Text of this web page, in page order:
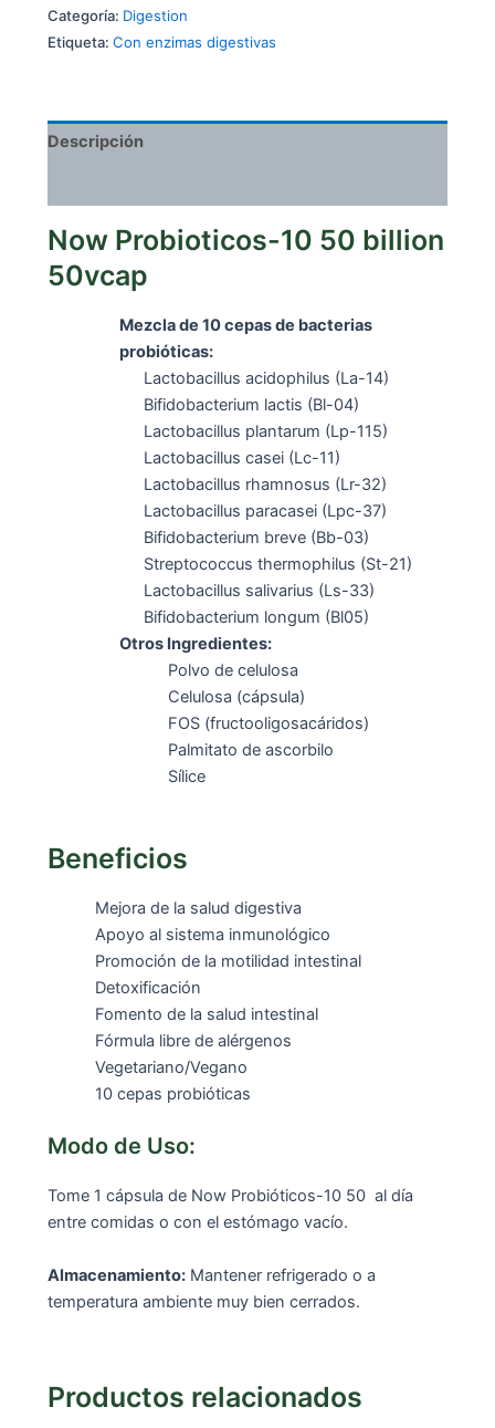
billion
Categoría: Digestion
Etiqueta: Con enzimas digestivas
Descripción
Now Probioticos-10 50 billion
50vcap
Mezcla de 10 cepas de bacterias
probióticas:
Lactobacillus acidophilus (La-14)
Bifidobacterium lactis (Bl-04)
Lactobacillus plantarum (Lp-115)
Lactobacillus casei (Lc-11)
Lactobacillus rhamnosus (Lr-32)
Lactobacillus paracasei (Lpc-37)
Bifidobacterium breve (Bb-03)
Streptococcus thermophilus (St-21)
Lactobacillus salivarius (Ls-33)
Bifidobacterium longum (Bl05)
Otros Ingredientes:
Polvo de celulosa
Celulosa (cápsula)
FOS (fructooligosacáridos)
Palmitato de ascorbilo
Sílice
Beneficios
Mejora de la salud digestiva
Apoyo al sistema inmunológico
Promoción de la motilidad intestinal
Detoxificación
Fomento de la salud intestinal
Fórmula libre de alérgenos
Vegetariano/Vegano
10 cepas probióticas
Modo de Uso:
Tome 1 cápsula de Now Probióticos-10 50 al día
entre comidas o con el estómago vacío.
Almacenamiento:Mantener refrigerado o a
temperatura ambiente muy bien cerrados.
Productos relacionados